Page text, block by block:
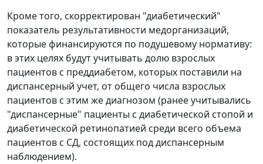
Кроме того, скорректирован "диабетический"
показатель результативности медорганизаций,
которые финансируются по подушевому нормативу:
в этих целях будут учитывать долю взрослых
пациентов с преддиабетом, которых поставили на
диспансерный учет, от общего числа взрослых
пациентов с этим же диагнозом (ранее учитывались
"диспансерные" пациенты с диабетической стопой и
диабетической ретинопатией среди всего объема
пациентов с СД, состоящих под диспансерным
наблюдением).